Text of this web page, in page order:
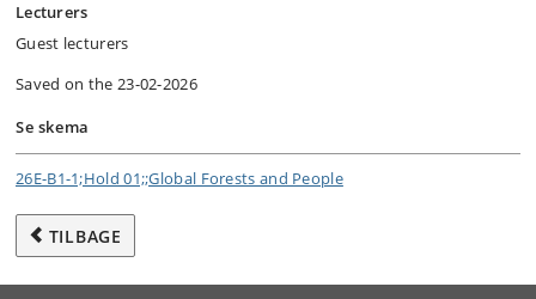
Lecturers
Guest lecturers
Saved on the 23-02-2026
Se skema
26E-B1-1;Hold 01;;Global Forests and People
TILBAGE